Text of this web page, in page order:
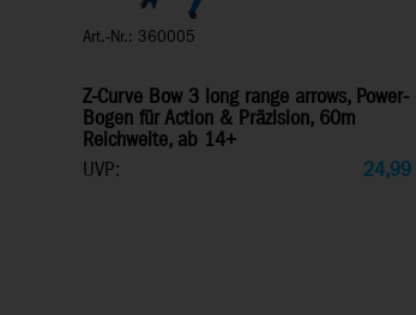
Art.-Nr.: 360005
Z-Curve Bow 3 long range arrows, Power-
Bogen für Action & Präzision, 60m
Reichweite, ab 14+
UVP:
24,99